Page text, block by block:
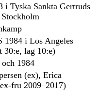
i Tyska Sankta Gertruds
1984 i Los Angeles
lag 10:e)
1984
(ex), Erica
fru 2009–2017)